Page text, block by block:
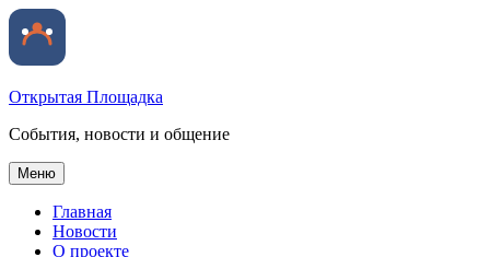
Открытая Площадка
События, новости и общение
Меню
Главная
Новости
О проекте